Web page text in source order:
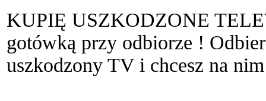
KUPIĘ USZKODZONE
gotówką przy odbiorze !
uszkodzony TV i chcesz na